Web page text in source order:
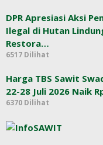
DPR Apresiasi Aksi
Ilegal di Hutan
Restora…
6517 Dilihat
Harga TBS Sawit
22-28 Juli 2026 Naik
6370 Dilihat